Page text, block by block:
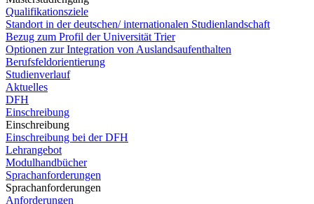
Qualifikationsziele
Standort in der deutschen/ internationalen Studienlandschaft
Bezug zum Profil der Universität Trier
Optionen zur Integration von Auslandsaufenthalten
Berufsfeldorientierung
Studienverlauf
Aktuelles
DFH
Einschreibung
Einschreibung
Einschreibung bei der DFH
Lehrangebot
Modulhandbücher
Sprachanforderungen
Sprachanforderungen
Anforderungen